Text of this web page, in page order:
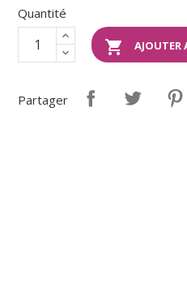
Quantité
 AJOUTER
Partager